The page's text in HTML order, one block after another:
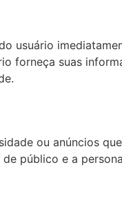
usuário
forneça suas
ou anúncios
público e a